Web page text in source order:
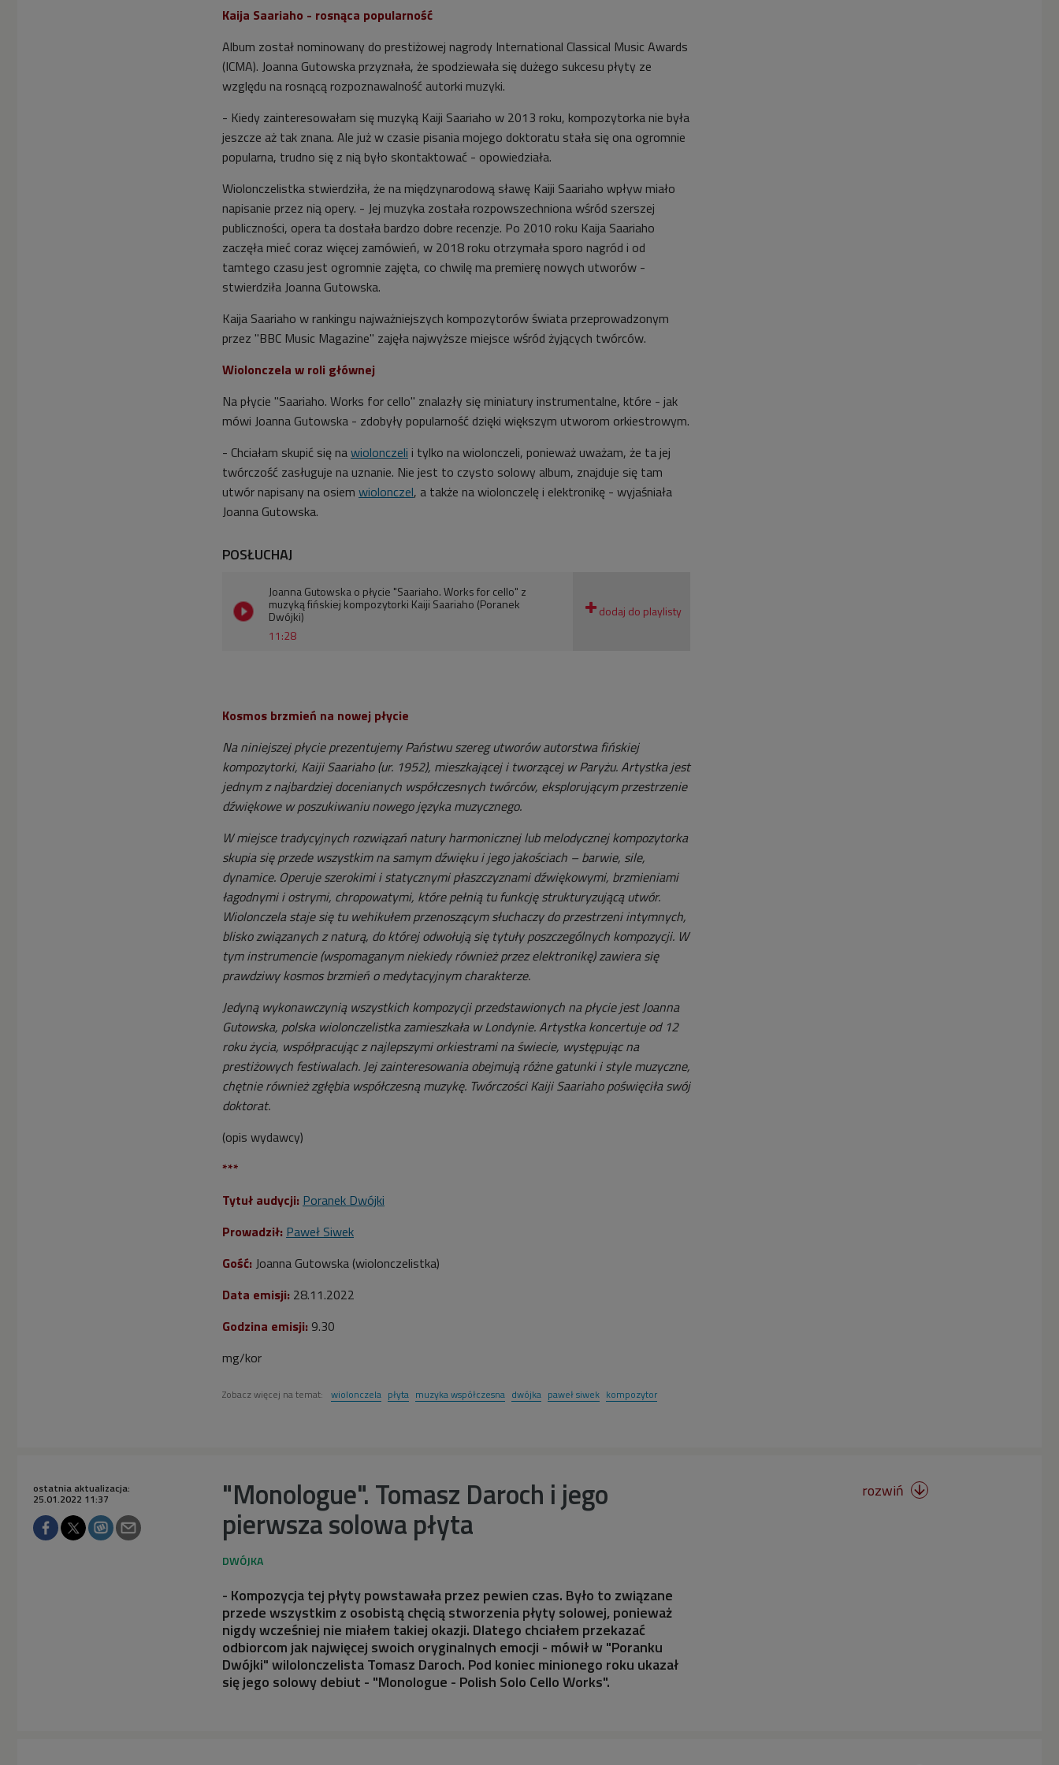
Kaija Saariaho - rosnąca popularność
Album został nominowany do prestiżowej nagrody International Classical Music Awards
(ICMA). Joanna Gutowska przyznała, że spodziewała się dużego sukcesu płyty ze
względu na rosnącą rozpoznawalność autorki muzyki.
- Kiedy zainteresowałam się muzyką Kaiji Saariaho w 2013 roku, kompozytorka nie była
jeszcze aż tak znana. Ale już w czasie pisania mojego doktoratu stała się ona ogromnie
popularna, trudno się z nią było skontaktować - opowiedziała.
Wiolonczelistka stwierdziła, że na międzynarodową sławę Kaiji Saariaho wpływ miało
napisanie przez nią opery. - Jej muzyka została rozpowszechniona wśród szerszej
publiczności, opera ta dostała bardzo dobre recenzje. Po 2010 roku Kaija Saariaho
zaczęła mieć coraz więcej zamówień, w 2018 roku otrzymała sporo nagród i od
tamtego czasu jest ogromnie zajęta, co chwilę ma premierę nowych utworów -
stwierdziła Joanna Gutowska.
Kaija Saariaho w rankingu najważniejszych kompozytorów świata przeprowadzonym
przez "BBC Music Magazine" zajęła najwyższe miejsce wśród żyjących twórców.
Wiolonczela w roli głównej
Na płycie "Saariaho. Works for cello" znalazły się miniatury instrumentalne, które - jak
mówi Joanna Gutowska - zdobyły popularność dzięki większym utworom orkiestrowym.
- Chciałam skupić się nawiolonczeli i tylko na wiolonczeli, ponieważ uważam, że ta jej
twórczość zasługuje na uznanie. Nie jest to czysto solowy album, znajduje się tam
utwór napisany na osiem wiolonczel, a także na wiolonczelę i elektronikę - wyjaśniała
Joanna Gutowska.
POSŁUCHAJ
11:28
Joanna Gutowska o płycie "Saariaho. Works for cello" z
muzyką fińskiej kompozytorki Kaiji Saariaho (Poranek
Dwójki)
Kosmos brzmień na nowej płycie
Na niniejszej płycie prezentujemy Państwu szereg utworów autorstwa fińskiej
kompozytorki, Kaiji Saariaho (ur. 1952), mieszkającej i tworzącej w Paryżu. Artystka jest
jednym z najbardziej docenianych współczesnych twórców, eksplorującym przestrzenie
dźwiękowe w poszukiwaniu nowego języka muzycznego.
W miejsce tradycyjnych rozwiązań natury harmonicznej lub melodycznej kompozytorka
skupia się przede wszystkim na samym dźwięku i jego jakościach – barwie, sile,
dynamice. Operuje szerokimi i statycznymi płaszczyznami dźwiękowymi, brzmieniami
łagodnymi i ostrymi, chropowatymi, które pełnią tu funkcję strukturyzującą utwór.
Wiolonczela staje się tu wehikułem przenoszącym słuchaczy do przestrzeni intymnych,
blisko związanych z naturą, do której odwołują się tytuły poszczególnych kompozycji. W
tym instrumencie (wspomaganym niekiedy również przez elektronikę) zawiera się
prawdziwy kosmos brzmień o medytacyjnym charakterze.
Jedyną wykonawczynią wszystkich kompozycji przedstawionych na płycie jest Joanna
Gutowska, polska wiolonczelistka zamieszkała w Londynie. Artystka koncertuje od 12
roku życia, współpracując z najlepszymi orkiestrami na świecie, występując na
prestiżowych festiwalach. Jej zainteresowania obejmują różne gatunki i style muzyczne,
chętnie również zgłębia współczesną muzykę. Twórczości Kaiji Saariaho poświęciła swój
doktorat.
(opis wydawcy)
***
Tytuł audycji: Poranek Dwójki
Prowadził: Paweł Siwek
Gość: Joanna Gutowska (wiolonczelistka)
Data emisji: 28.11.2022
Godzina emisji: 9.30
mg/kor
Zobacz więcej na temat: wiolonczela płyta muzyka współczesna dwójka paweł siwek kompozytor
"Monologue". Tomasz Daroch i jego
pierwsza solowa płyta
ostatnia aktualizacja:
25.01.2022 11:37
- Kompozycja tej płyty powstawała przez pewien czas. Było to związane
przede wszystkim z osobistą chęcią stworzenia płyty solowej, ponieważ
nigdy wcześniej nie miałem takiej okazji. Dlatego chciałem przekazać
odbiorcom jak najwięcej swoich oryginalnych emocji - mówił w "Poranku
Dwójki" wilolonczelista Tomasz Daroch. Pod koniec minionego roku ukazał
się jego solowy debiut - "Monologue - Polish Solo Cello Works".
rozwiń 